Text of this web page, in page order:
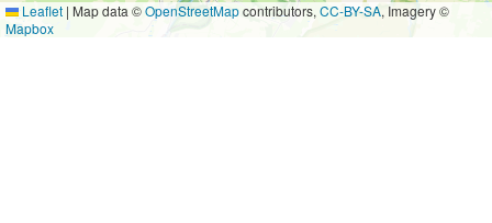
Leaflet | Map data ©OpenStreetMapcontributors, CC-BY-SA, Imagery ©
Mapbox